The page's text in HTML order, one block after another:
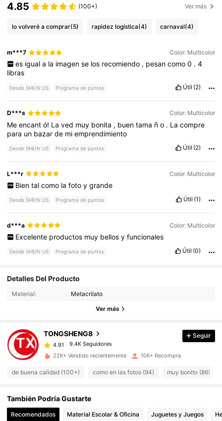
4.85 (100+) Ver más
lo volveré a comprar(5) rapidez logística(4) carnaval(4)
m***7 Color: Multicolor
es igual a la imagen se los recomiendo , pesan como 0 . 4
libras
Desde SHEIN US Programa de puntos Útil (2)
D***s Color: Multicolor
Meencantó! Laved muy bonita , buentama ño . Lacompre
para un bazarde miemprendimiento
Desde SHEIN US Programa de puntos Útil (2)
L***r Color: Multicolor
Bien tal como la foto y grande
Desde SHEIN US Programa de puntos Útil (1)
d***a Color: Multicolor
Excelente productos muy bellos y funcionales
Desde SHEIN US Programa de puntos Útil (0)
Detalles Del Producto
Material: Metacrilato
Ver más
TONGSHENG8
4.91 9.4K Seguidores
9.4K Seguidores
j***7pagó Hace 1 día
4.91 9.4K Seguidores
4.91 9.4K Seguidores
Seguir
22K+ Vendido recientemente 10K+ Recompra
de buena calidad (100+) como en las fotos (94) muy bonito (86)
También Podría Gustarte
Recomendados Material Escolar & Oficina Juguetes y Juegos